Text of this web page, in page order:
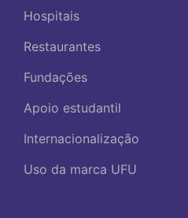
Hospitais
Restaurantes
Fundações
Apoio estudantil
Internacionalização
Uso da marca UFU